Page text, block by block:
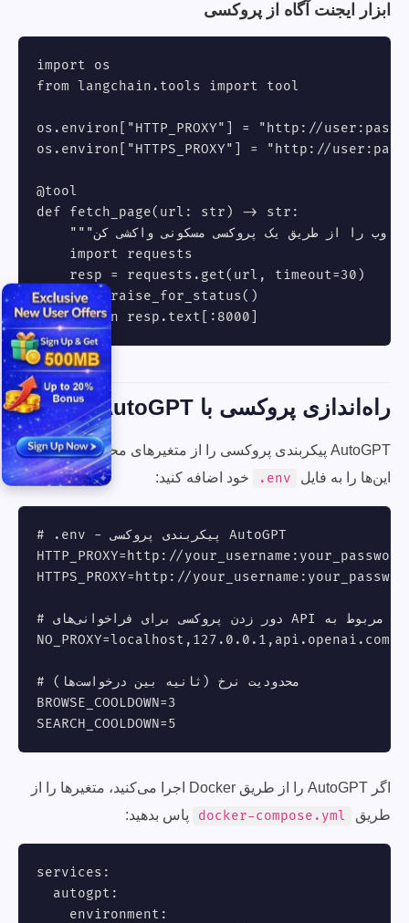
ابزار ایجنت آگاه از پروکسی
import os
from langchain.tools import tool
os.environ["HTTP_PROXY"] = "http://user:
os.environ["HTTPS_PROXY"] = "http://user:
@tool
def fetch_page(url: str) -> str:
    """یک صفحه‌ی وب را از طریق یک پروکسی مسکونی واکشی کن."""
    import requests
    resp = requests.get(url, timeout=30)
    resp.raise_for_status()
    return resp.text[:8000]
راه‌اندازی پروکسی با AutoGPT
AutoGPT پیکربندی پروکسی را از متغیرهای محیطی می‌خواند.
این‌ها را به فایل
.env خود اضافه کنید:
# .env - پیکربندی پروکسی AutoGPT
HTTP_PROXY=http://your_username:
HTTPS_PROXY=http://your_username:
# دور زدن پروکسی برای فراخوانی‌های API مربوط به LLM
NO_PROXY=localhost,127.0.0.1,api.openai.com
# محدودیت نرخ (ثانیه بین درخواست‌ها)
BROWSE_COOLDOWN=3
SEARCH_COOLDOWN=5
اگر AutoGPT را از طریق Docker اجرا می‌کنید، متغیرها را از
طریق
docker-compose.yml پاس بدهید:
services:
  autogpt:
    environment: